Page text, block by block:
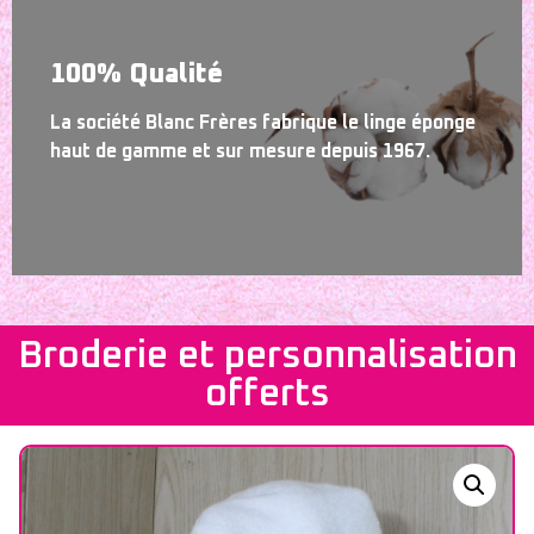
100% Qualité
La société Blanc Frères fabrique le linge éponge
haut de gamme et sur mesure depuis 1967.
Broderie et personnalisation
offerts